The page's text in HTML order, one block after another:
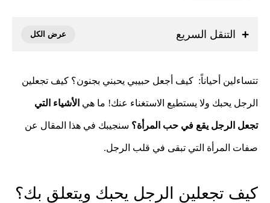
التنقل السريع
تتساءلين أحياناً: كيف أجعل حبيبي يحبني بجنون؟ كيف تجعلين
الرجل يحبك ولا يستطيع الاستغناء عنك! ما هي الأشياء التي
تجعل الرجل يقع في حب المرأة؟ سنجيبك في هذا المقال عن
صفات المرأة التي تبقى في قلب الرجل.
كيف تجعلين الرجل يحبك ويتعلق بك؟